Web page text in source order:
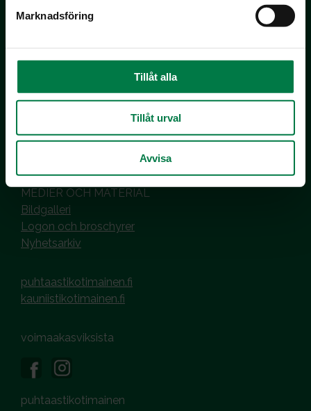
Marknadsföring
Tillåt alla
Tillåt urval
Avvisa
Inhemska Trädgårdsprodukter
co MTK / Laatua Suomesta OY
PL 510
Hantering av cookies
MEDIER OCH MATERIAL
Bildgalleri
Logon och broschyrer
Nyhetsarkiv
puhtaastikotimainen.fi
kauniistikotimainen.fi
voimaakasviksista
puhtaastikotimainen